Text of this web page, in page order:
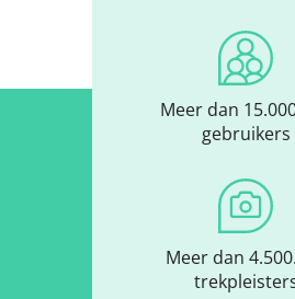
Meer dan
gebruikers
Meer dan